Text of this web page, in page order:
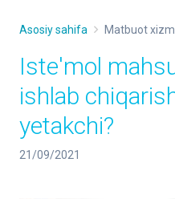
Asosiy sahifa Matbuot
Iste'mol
ishlab
yetakchi?
21/09/2021